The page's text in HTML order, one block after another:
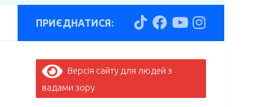
ПРИЄДНАТИСЯ:
Версія сайту для людей з
вадами зору